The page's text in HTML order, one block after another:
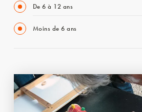
De 6 à 12 ans
Moins de 6 ans